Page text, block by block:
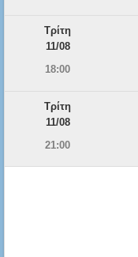
Τρίτη
11/08
18:00
Τρίτη
11/08
21:00